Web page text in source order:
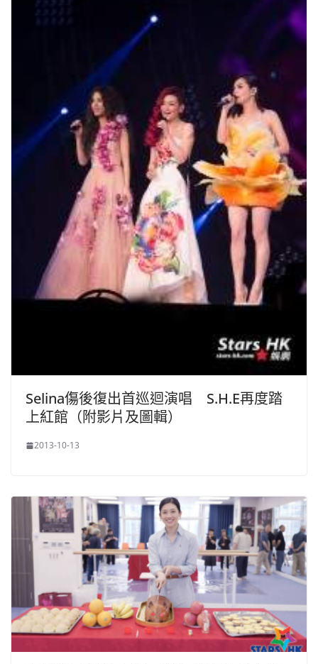
Selina傷後復出首巡迴演唱 S.H.E再度踏
上紅館（附影片及圖輯）
2013-10-13